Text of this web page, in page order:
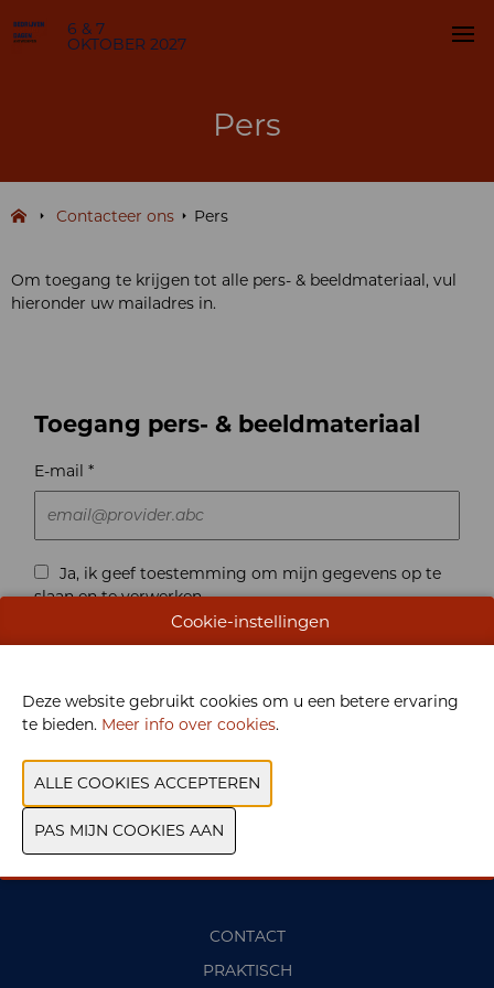
6 & 7
OKTOBER 2027
Pers
Contacteer ons Pers
Om toegang te krijgen tot alle pers- & beeldmateriaal, vul
hieronder uw mailadres in.
Toegang pers- & beeldmateriaal
E-mail *
Ja, ik geef toestemming om mijn gegevens op te
slaan en te verwerken
CONTACT
PRAKTISCH
Cookie-instellingen
Deze website gebruikt cookies om u een betere ervaring
te bieden. Meer info over cookies.